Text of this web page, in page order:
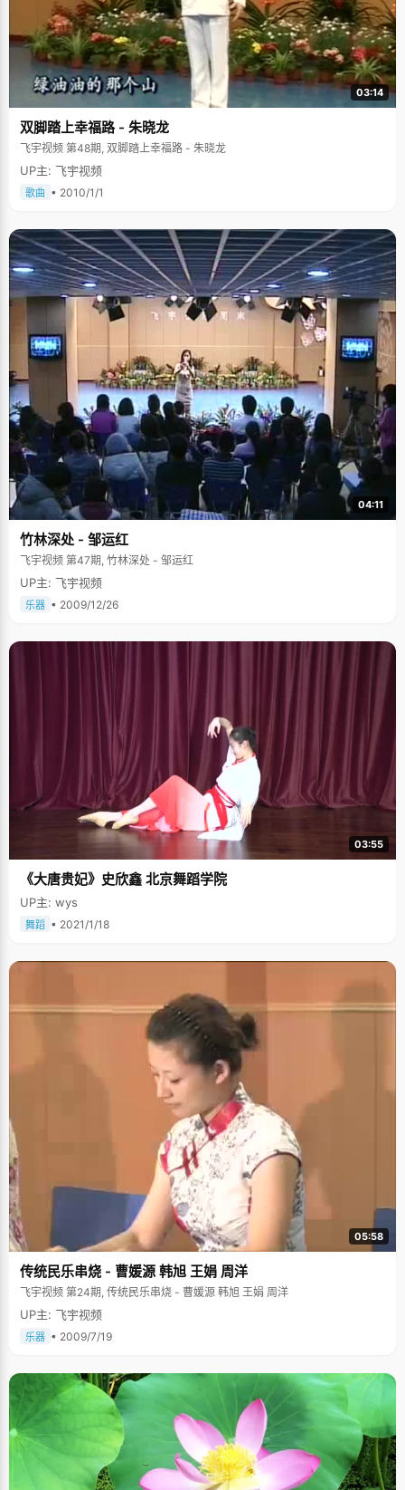
03:14
双脚踏上幸福路 - 朱晓龙
飞宇视频 第48期, 双脚踏上幸福路 - 朱晓龙
UP主: 飞宇视频
歌曲 • 2010/1/1
04:11
竹林深处 - 邹运红
飞宇视频 第47期, 竹林深处 - 邹运红
UP主: 飞宇视频
乐器 • 2009/12/26
03:55
《大唐贵妃》史欣鑫 北京舞蹈学院
UP主: wys
舞蹈 • 2021/1/18
05:58
传统民乐串烧 - 曹媛源 韩旭 王娟 周洋
飞宇视频 第24期, 传统民乐串烧 - 曹媛源 韩旭 王娟 周洋
UP主: 飞宇视频
乐器 • 2009/7/19